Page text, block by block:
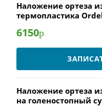
Наложение ортеза
термопластика
6150р
Наложение ортеза
на голеностопный